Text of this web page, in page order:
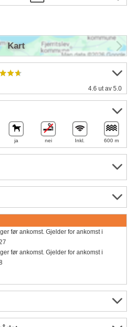
4.6 ut av 5.0
ja nei Inkl. 600 m
før ankomst. Gjelder for ankomst i
før ankomst. Gjelder for ankomst i
Kart